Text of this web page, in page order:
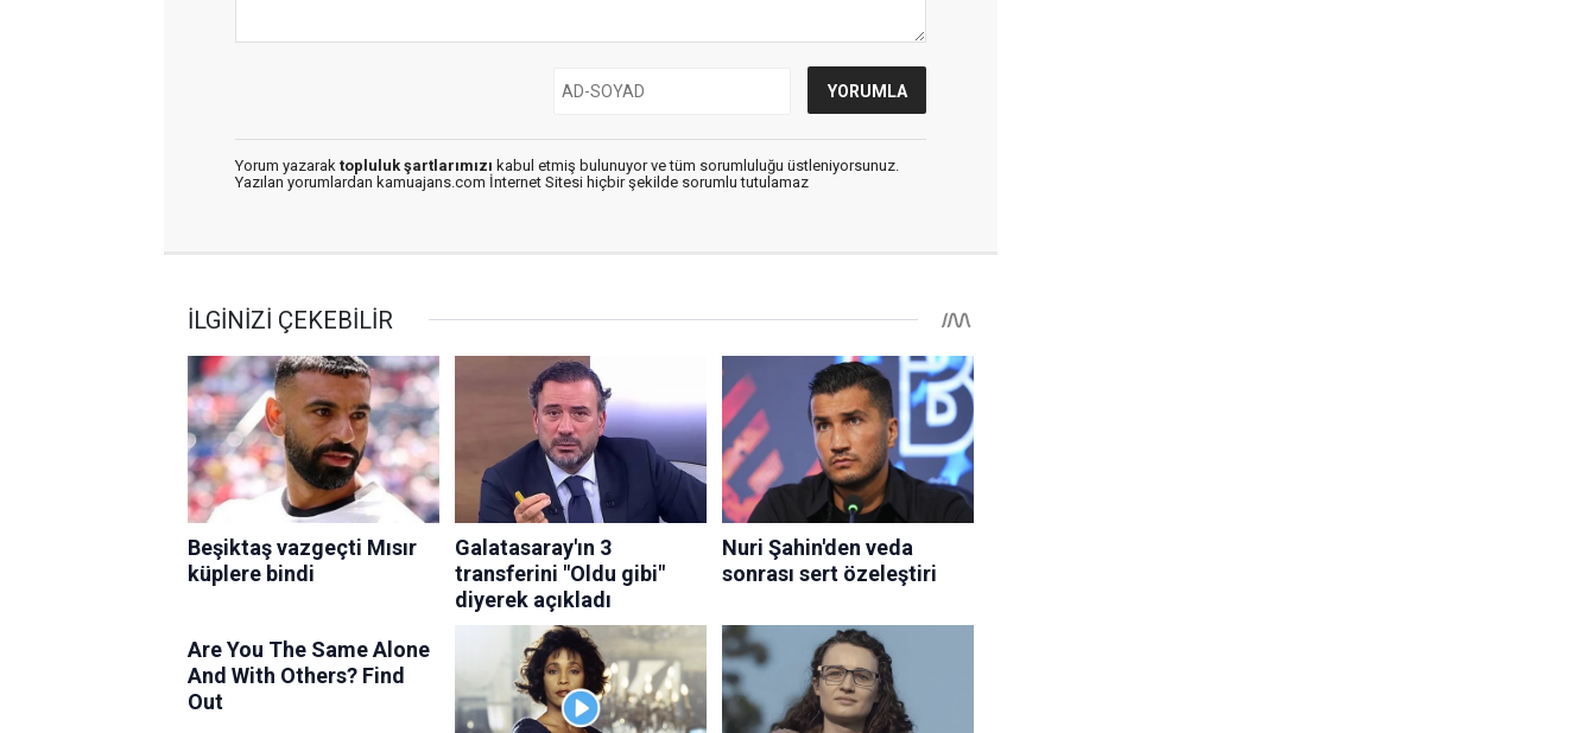
Yorum yazarak topluluk şartlarımızı kabul etmiş bulunuyor ve tüm sorumluluğu üstleniyorsunuz.
Yazılan yorumlardan kamuajans.com İnternet Sitesi hiçbir şekilde sorumlu tutulamaz